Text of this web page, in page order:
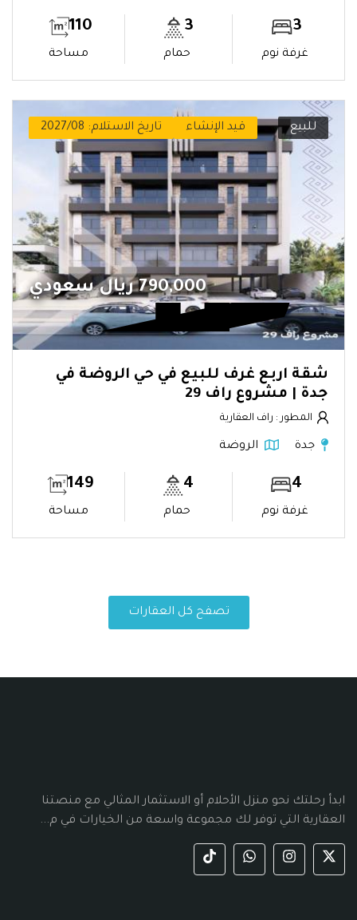
3
غرفة نوم
3
حمام
110
مساحة
للبيع قيد الإنشاء تاريخ الاستلام: 2027/08
790,000 ريال سعودي
شقة اربع غرف للبيع في حي الروضة في
جدة | مشروع راف 29
المطور : راف العقارية
جدة الروضة
4
غرفة نوم
4
حمام
149
مساحة
تصفح كل العقارات
ابدأ رحلتك نحو منزل الأحلام أو الاستثمار المثالي مع منصتنا
العقارية التي توفر لك مجموعة واسعة من الخيارات في م...